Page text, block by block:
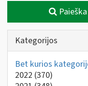
Paieška
Kategorijos
Bet kurios
2022 (370)